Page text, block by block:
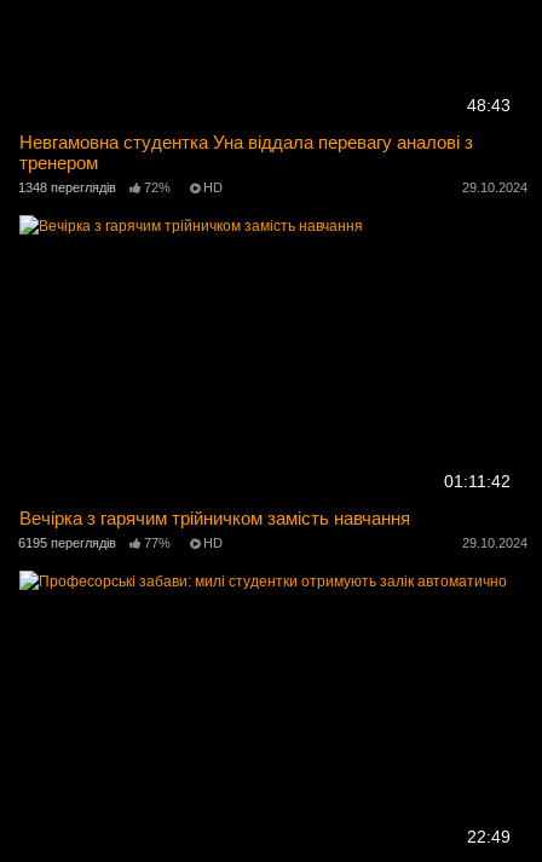
48:43
Невгамовна студентка Уна віддала перевагу аналові з
тренером
1348 переглядів 72% HD 29.10.2024
01:11:42
Вечірка з гарячим трійничком замість навчання
6195 переглядів 77% HD 29.10.2024
22:49